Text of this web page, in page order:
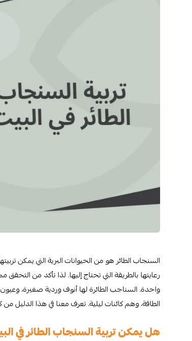
السنجاب الطائر هو من الحيوانات البرية التي يمكن
رعايتها بالطريقة التي تحتاج إليها. لذا تأكد من
واحدة. السناجب الطائرة لها أنوف وردية صغيرة،
الطاقة، وهم كائنات ليلية. تعرف معنا في هذا الدليل
هل يمكن تربية السنجاب الطائر في